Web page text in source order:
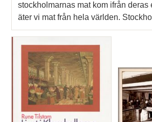
stockholmarnas mat kom ifrån deras
äter vi mat från hela världen.